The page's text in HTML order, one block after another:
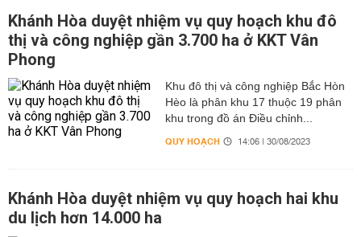
Khánh Hòa duyệt nhiệm vụ quy hoạch khu đô
thị và công nghiệp gần 3.700 ha ở KKT Vân
Phong
Khu đô thị và công nghiệp Bắc Hòn
Hèo là phân khu 17 thuộc 19 phân
khu trong đồ án Điều chỉnh...
QUY HOẠCH 14:06 | 30/08/2023
Khánh Hòa duyệt nhiệm vụ quy hoạch hai khu
du lịch hơn 14.000 ha